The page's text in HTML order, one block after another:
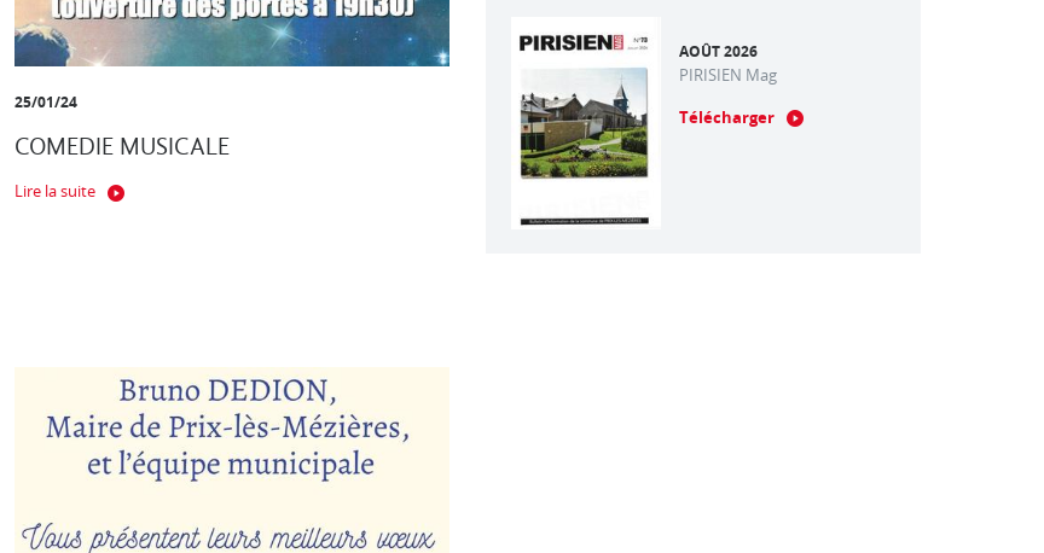
25/01/24
COMEDIE MUSICALE
Lire la suite
AOÛT 2026
PIRISIEN Mag
Télécharger